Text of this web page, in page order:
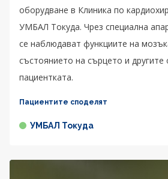
оборудване в Клиника по
УМБАЛ Токуда. Чрез специална
се наблюдават функциите на
състоянието на сърцето и другите
пациентката.
Пациентите споделят
УМБАЛ Токуда